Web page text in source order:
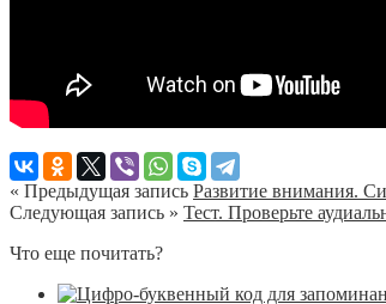
« Предыдущая запись Развитие внимания.
Следующая запись » Тест. Проверьте
Что еще почитать?